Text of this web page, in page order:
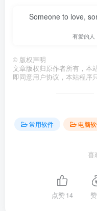
Someone to love,
有爱的人
© 版权声明
文章版权归原作者所有，本
即同意用户协议，本站程序
常用软件 电脑
喜
点赞14